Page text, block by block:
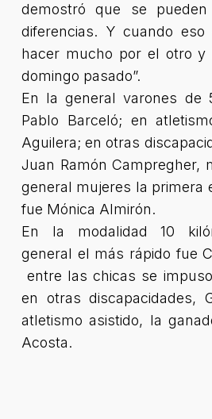
demostró que se
diferencias. Y cuando
hacer mucho por el otro y
domingo pasado”.
En la general varones de
Pablo Barceló; en
Aguilera; en otras
Juan Ramón Campregher,
general mujeres la primera
fue Mónica Almirón.
En la modalidad 10
general el más rápido fue
entre las chicas se
en otras discapacidades,
atletismo asistido, la
Acosta.